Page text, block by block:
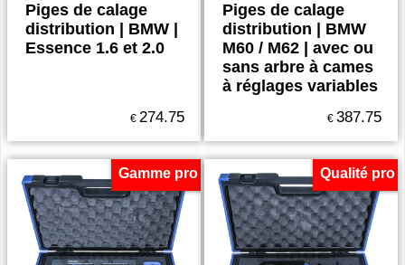
Piges de calage
distribution | BMW |
Essence 1.6 et 2.0
€ 274.75
Piges de calage
distribution | BMW
M60 / M62 | avec ou
sans arbre à cames
à réglages variables
€ 387.75
Gamme pro Qualité pro